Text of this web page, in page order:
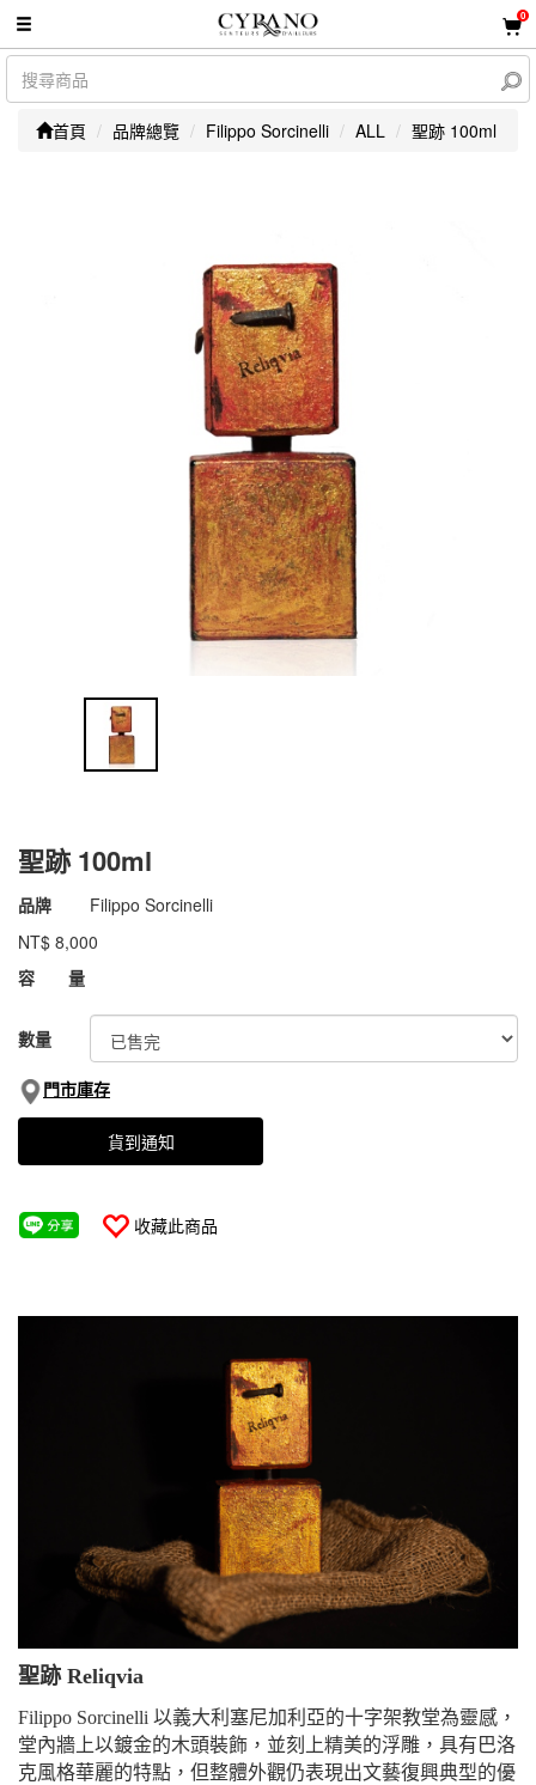
0
首頁 品牌總覽 Filippo Sorcinelli ALL 聖跡 100ml
聖跡 100ml
商品代號 011dFS016
011dFS016
品牌
Filippo Sorcinelli
NT$ 8,000
GOODS000000000000006584116
容 量
數量
門市庫存
貨到通知
收藏此商品
聖跡 Reliqvia
Filippo Sorcinelli 以義大利塞尼加利亞的十字架教堂為靈感，
堂內牆上以鍍金的木頭裝飾，並刻上精美的浮雕，具有巴洛
克風格華麗的特點，但整體外觀仍表現出文藝復興典型的優